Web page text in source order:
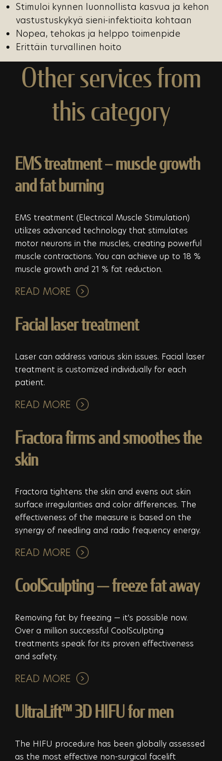
Stimuloi kynnen luonnollista kasvua ja kehon
vastustuskykyä sieni-infektioita kohtaan
Nopea, tehokas ja helppo toimenpide
Erittäin turvallinen hoito
Other services from
this category
EMS treatment – muscle growth
and fat burning
EMS treatment (Electrical Muscle Stimulation)
utilizes advanced technology that stimulates
motor neurons in the muscles, creating powerful
muscle contractions. You can achieve up to 18 %
muscle growth and 21 % fat reduction.
READ MORE
Facial laser treatment
Laser can address various skin issues. Facial laser
treatment is customized individually for each
patient.
READ MORE
Fractora firms and smoothes the
skin
Fractora tightens the skin and evens out skin
surface irregularities and color differences. The
effectiveness of the measure is based on the
synergy of needling and radio frequency energy.
READ MORE
CoolSculpting — freeze fat away
Removing fat by freezing — it's possible now.
Over a million successful CoolSculpting
treatments speak for its proven effectiveness
and safety.
READ MORE
UltraLift™ 3D HIFU for men
The HIFU procedure has been globally assessed
as the most effective non-surgical facelift